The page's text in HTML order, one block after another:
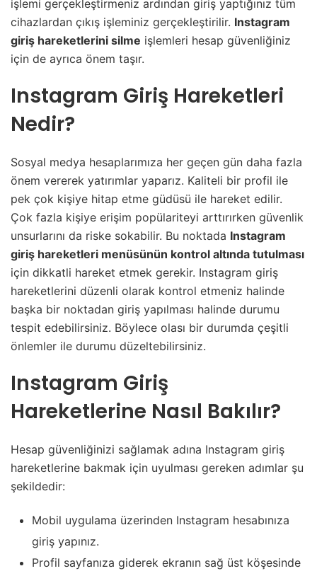
işlemi gerçekleştirmeniz ardından giriş yaptığınız tüm
cihazlardan çıkış işleminiz gerçekleştirilir. Instagram
giriş hareketlerini silme işlemleri hesap güvenliğiniz
için de ayrıca önem taşır.
Instagram Giriş Hareketleri
Nedir?
Sosyal medya hesaplarımıza her geçen gün daha fazla
önem vererek yatırımlar yaparız. Kaliteli bir profil ile
pek çok kişiye hitap etme güdüsü ile hareket edilir.
Çok fazla kişiye erişim popülariteyi arttırırken güvenlik
unsurlarını da riske sokabilir. Bu noktada Instagram
giriş hareketleri menüsünün kontrol altında tutulması
için dikkatli hareket etmek gerekir. Instagram giriş
hareketlerini düzenli olarak kontrol etmeniz halinde
başka bir noktadan giriş yapılması halinde durumu
tespit edebilirsiniz. Böylece olası bir durumda çeşitli
önlemler ile durumu düzeltebilirsiniz.
Instagram Giriş
Hareketlerine Nasıl Bakılır?
Hesap güvenliğinizi sağlamak adına Instagram giriş
hareketlerine bakmak için uyulması gereken adımlar şu
şekildedir:
Mobil uygulama üzerinden Instagram hesabınıza
giriş yapınız.
Profil sayfanıza giderek ekranın sağ üst köşesinde